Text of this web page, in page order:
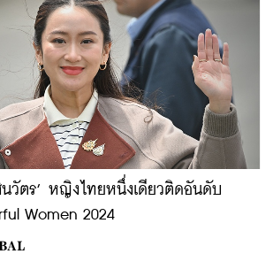
นวัตร’ หญิงไทยหนึ่งเดียวติดอันดับ
Women 2024